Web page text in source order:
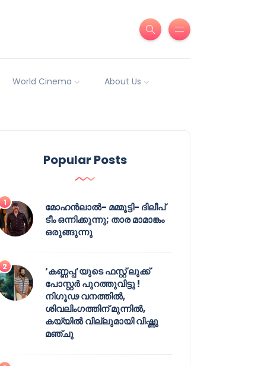
World Cinema About Us
Popular Posts
മോഹൻലാൽ- മമ്മൂട്ടി- ദിലീപ്
ടീം ഒന്നിക്കുന്നു; താര മാമാങ്കം
ഒരുങ്ങുന്നു
‘കണ്ണപ്പ’യുടെ ഫസ്റ്റ് ലുക്ക്
പോസ്റ്റർ പുറത്തുവിട്ടു !
നിഗൂഢ വനത്തിൽ,
ശിവലിംഗത്തിന് മുന്നിൽ,
കയ്യിൽ വില്ലുമായി വിഷ്ണു
മഞ്ചു